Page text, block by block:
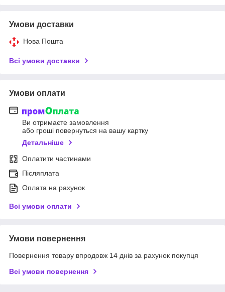
Умови доставки
Нова Пошта
Всі умови доставки
Умови оплати
Ви отримаєте замовлення
або гроші повернуться на вашу картку
Детальніше
Оплатити частинами
Післяплата
Оплата на рахунок
Всі умови оплати
Умови повернення
Повернення товару впродовж 14 днів за рахунок покупця
Всі умови повернення